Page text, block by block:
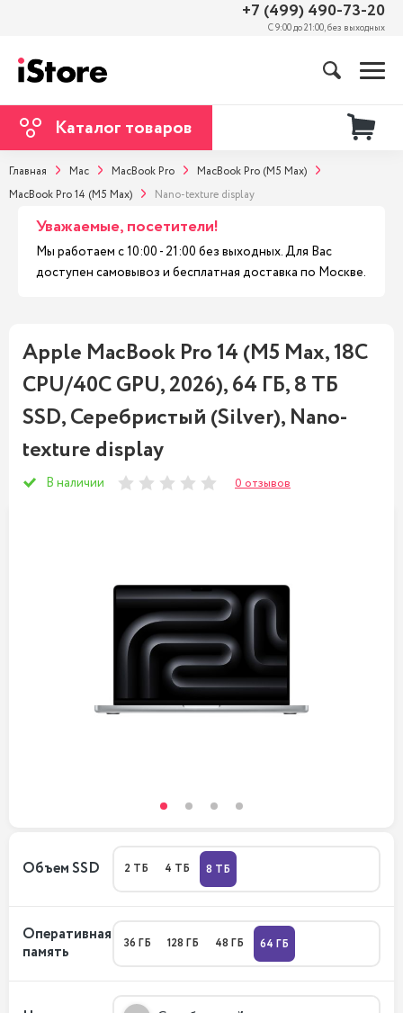
+7 (499) 490-73-20
С 9:00 до 21:00, без выходных
Каталог товаров
Главная Mac MacBook Pro
MacBook Pro (M5 Max)
MacBook Pro 14 (M5 Max)
Nano-texture display
Уважаемые, посетители!
Мы работаем с 10:00 - 21:00 без выходных. Для Вас
доступен самовывоз и бесплатная доставка по Москве.
Apple MacBook Pro 14 (M5 Max, 18C
CPU/40C GPU, 2026), 64 ГБ, 8 ТБ
SSD, Серебристый (Silver), Nano-
texture display
В наличии 0 отзывов
Объем SSD 2 ТБ 4 ТБ 8 ТБ
Оперативная
память
36 ГБ 128 ГБ 48 ГБ 64 ГБ